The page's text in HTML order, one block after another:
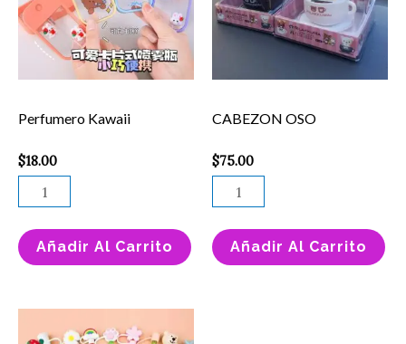
Perfumero Kawaii
$18.00
Añadir Al Carrito
CABEZON OSO
$75.00
Añadir Al Carrito
range: